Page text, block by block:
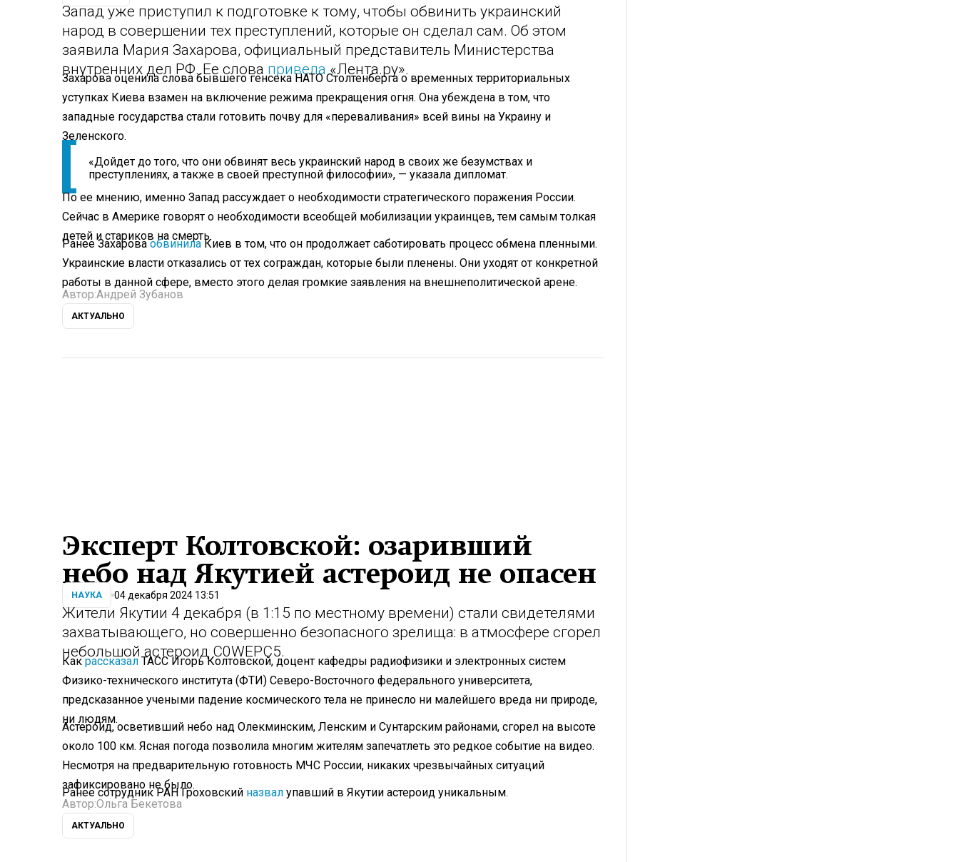
Запад уже приступил к подготовке к тому, чтобы обвинить украинский
народ в совершении тех преступлений, которые он сделал сам. Об этом
заявила Мария Захарова, официальный представитель Министерства
внутренних дел РФ. Ее слова привела«Лента.ру».
Захарова оценила слова бывшего генсека НАТО Столтенберга о временных территориальных
уступках Киева взамен на включение режима прекращения огня. Она убеждена в том, что
западные государства стали готовить почву для «переваливания» всей вины на Украину и
Зеленского.
«Дойдет до того, что они обвинят весь украинский народ в своих же безумствах и
преступлениях, а также в своей преступной философии», — указала дипломат.
По ее мнению, именно Запад рассуждает о необходимости стратегического поражения России.
Сейчас в Америке говорят о необходимости всеобщей мобилизации украинцев, тем самым толкая
детей и стариков на смерть.
Ранее ЗахароваобвинилаКиев в том, что он продолжает саботировать процесс обмена пленными.
Украинские власти отказались от тех сограждан, которые были пленены. Они уходят от конкретной
работы в данной сфере, вместо этого делая громкие заявления на внешнеполитической арене.
Автор:Андрей Зубанов
АКТУАЛЬНО
Эксперт Колтовской: озаривший
небо над Якутией астероид не опасен
НАУКА 04 декабря 2024 13:51
Жители Якутии 4 декабря (в 1:15 по местному времени) стали свидетелями
захватывающего, но совершенно безопасного зрелища: в атмосфере сгорел
небольшой астероид C0WEPC5.
КакрассказалТАСС Игорь Колтовской, доцент кафедры радиофизики и электронных систем
Физико-технического института (ФТИ) Северо-Восточного федерального университета,
предсказанное учеными падение космического тела не принесло ни малейшего вреда ни природе,
ни людям.
Астероид, осветивший небо над Олекминским, Ленским и Сунтарским районами, сгорел на высоте
около 100 км. Ясная погода позволила многим жителям запечатлеть это редкое событие на видео.
Несмотря на предварительную готовность МЧС России, никаких чрезвычайных ситуаций
зафиксировано не было.
Ранее сотрудник РАН Гроховский назвал упавший в Якутии астероид уникальным.
Автор:Ольга Бекетова
АКТУАЛЬНО